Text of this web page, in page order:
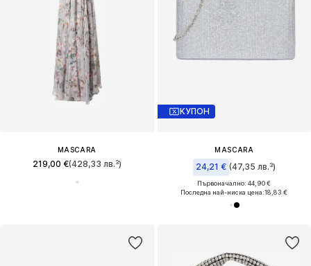
MASCARA
219,00 €(428,33 лв.³)
КУПОН
MASCARA
24,21 € (47,35 лв.³)
Първоначално: 44,90 €
Последна най-ниска цена:18,83 €